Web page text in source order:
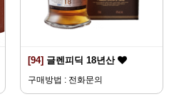
[94]글렌피딕 18년산
구매방법 : 전화문의